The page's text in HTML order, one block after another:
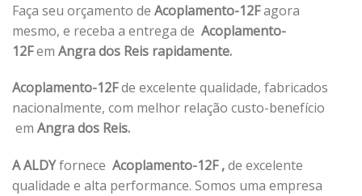
Faça seu orçamento de Acoplamento-12Fagora
mesmo, e receba a entrega de Acoplamento-
12Fem Angra dos Reis rapidamente.
Acoplamento-12Fde excelente qualidade, fabricados
nacionalmente, com melhor relação custo-benefício
em Angra dos Reis.
A ALDYfornece Acoplamento-12F ,de excelente
qualidade e alta performance. Somos uma empresa